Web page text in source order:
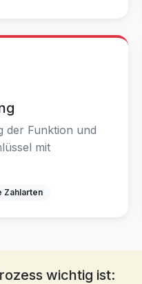
der Funktion und
mit
Zahlarten
wichtig ist: